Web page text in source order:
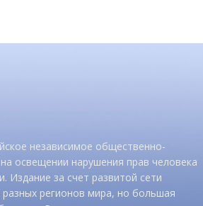
независимое общественно-
освещении нарушения прав человека
Издание за счет развитой сети
регионов мира, но большая